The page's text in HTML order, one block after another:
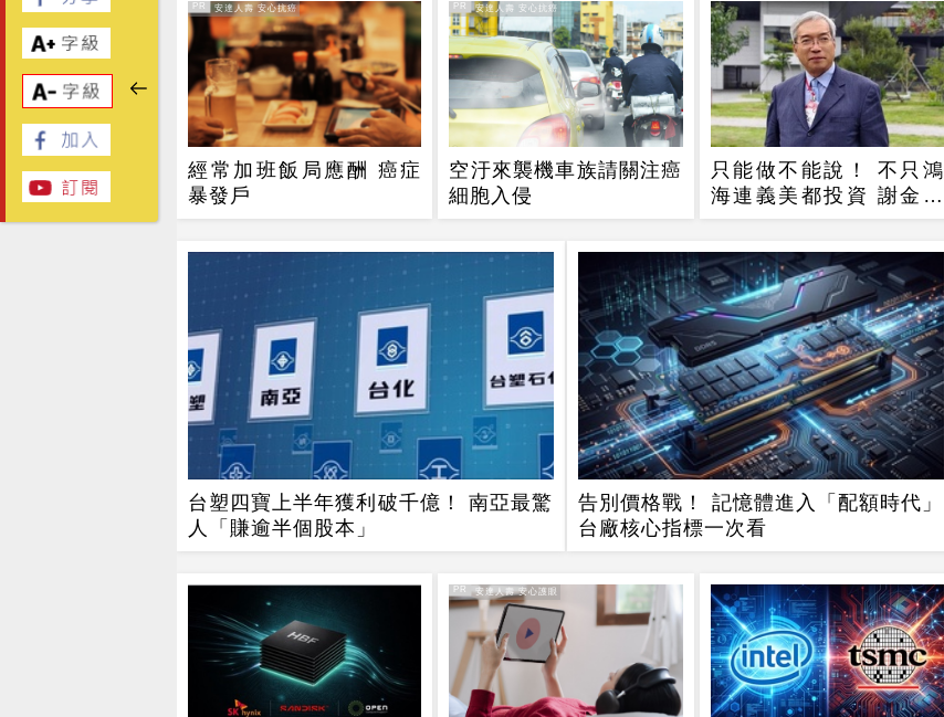
PR
經常加班飯局應酬 癌症
暴發戶
PR・安達人壽 安心抗癌 PR
空汙來襲機車族請關注癌
細胞入侵
PR・安達人壽 安心抗癌
只能做不能說！ 不只鴻
海連義美都投資 謝金河
讚：下個兆元產業
台塑四寶上半年獲利破千億！ 南亞最驚
人「賺逾半個股本」
告別價格戰！ 記憶體進入「配額時代」
台廠核心指標一次看
PR
PR・安達人壽 安心護眼